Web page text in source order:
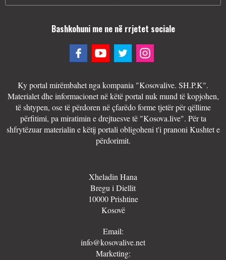
Bashkohuni me ne në rrjetet sociale
Ky portal mirëmbahet nga kompania "Kosovalive. SH.P.K".
Materialet dhe informacionet në këtë portal nuk mund të kopjohen,
të shtypen, ose të përdoren në çfarëdo forme tjetër për qëllime
përfitimi, pa miratimin e drejtuesve të "Kosova.live". Për ta
shfrytëzuar materialin e këtij portali obligoheni t'i pranoni Kushtet e
përdorimit.
Xheladin Hana
Bregu i Diellit
10000 Prishtine
Kosovë
Email:
info@kosovalive.net
Marketing: